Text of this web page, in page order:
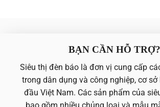
BẠN CẦN HỖ TRỢ?
Siêu thị đèn báo là đơn vị cung cấp
trong dân dụng và công nghiệp, cơ
đầu Việt Nam. Các sản phẩm của